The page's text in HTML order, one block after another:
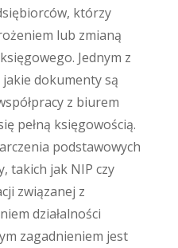
którzy
lub zmianą
Jednym z
dokumenty są
z biurem
pełną księgowością.
podstawowych
takich jak NIP czy
związanej z
działalności
zagadnieniem jest